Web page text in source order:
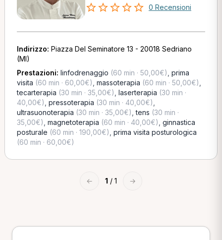
0 Recensioni
Indirizzo: Piazza Del Seminatore 13 - 20018 Sedriano
(MI)
Prestazioni: linfodrenaggio (60 min · 50,00€) prima
visita (60 min · 60,00€) massoterapia (60 min · 50,00€)
tecarterapia (30 min · 35,00€) laserterapia (30 min ·
40,00€) pressoterapia (30 min · 40,00€)
ultrasuonoterapia (30 min · 35,00€) ,tens (30 min ·
35,00€) magnetoterapia (60 min · 40,00€) ginnastica
posturale (60 min · 190,00€) prima visita posturologica
(60 min · 60,00€)
← 1 / 1 →